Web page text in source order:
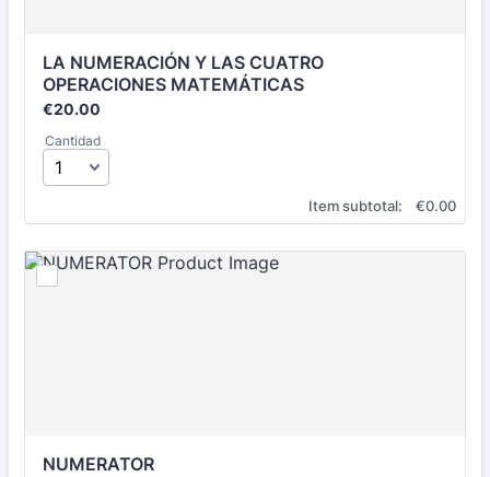
LA NUMERACIÓN Y LAS CUATRO
OPERACIONES MATEMÁTICAS
€20.00
€20.00
Cantidad
Item subtotal: €0.00
€0.00
NUMERATOR